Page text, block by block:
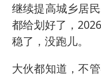
继续提高城乡居
都给划好了，
稳了，没跑儿。
大伙都知道，不